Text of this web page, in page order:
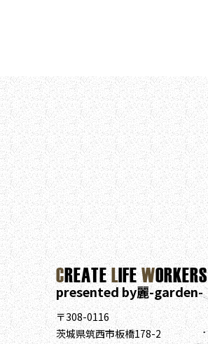
CREATELIFEWORKERS
presented by麗-garden-
〒308-0116
茨城県筑西市板橋178-2